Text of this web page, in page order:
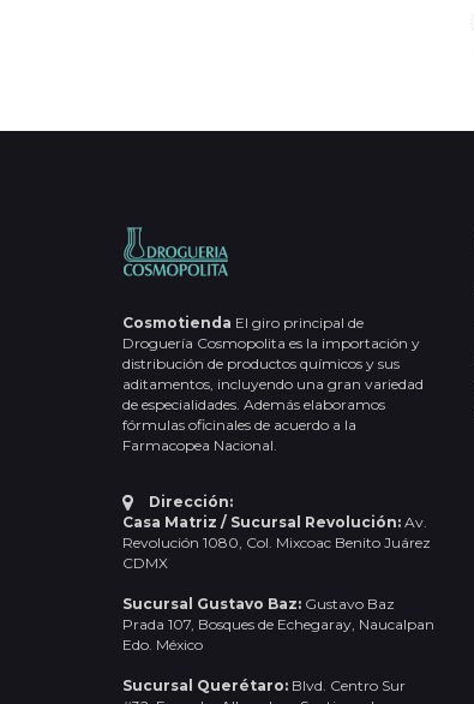
Cosmotienda El giro principal de
Droguería Cosmopolita es la importación y
distribución de productos químicos y sus
aditamentos, incluyendo una gran variedad
de especialidades. Además elaboramos
fórmulas oficinales de acuerdo a la
Farmacopea Nacional.
Dirección:
Casa Matriz / Sucursal Revolución: Av.
Revolución 1080, Col. Mixcoac Benito Juárez
CDMX
Sucursal Gustavo Baz: Gustavo Baz
Prada 107, Bosques de Echegaray, Naucalpan
Edo. México
Sucursal Querétaro: Blvd. Centro Sur